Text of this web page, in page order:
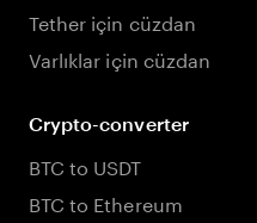
Tether için cüzdan
Varlıklar için cüzdan
Crypto-converter
BTC to USDT
BTC to Ethereum